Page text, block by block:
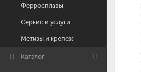
Ферросплавы
Сервис и услуги
Метизы и крепеж
Каталог